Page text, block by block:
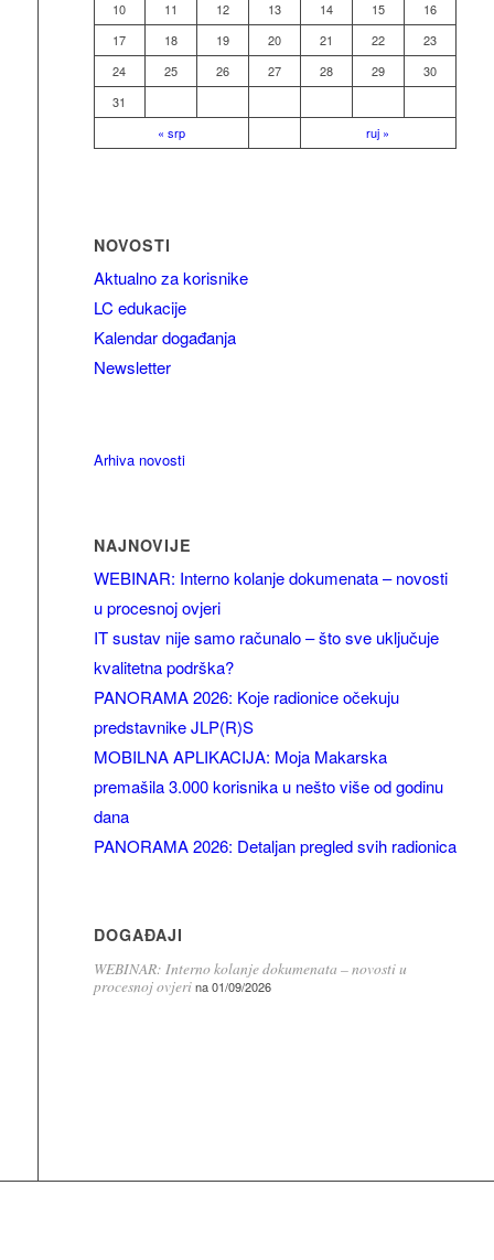
10 11 12 13 14 15
16
17
18 19 20 21 22
23
24
25 26 27 28 29
30
31
« srp
ruj »
NOVOSTI
Aktualno za korisnike
LC edukacije
Kalendar događanja
Newsletter
Arhiva novosti
NAJNOVIJE
WEBINAR: Interno kolanje dokumenata – novosti
u procesnoj ovjeri
IT sustav nije samo računalo – što sve uključuje
kvalitetna podrška?
PANORAMA 2026: Koje radionice očekuju
predstavnike JLP(R)S
MOBILNA APLIKACIJA: Moja Makarska
premašila 3.000 korisnika u nešto više od godinu
dana
PANORAMA 2026: Detaljan pregled svih radionica
DOGAĐAJI
WEBINAR: Interno kolanje dokumenata – novosti u
procesnoj ovjerina 01/09/2026